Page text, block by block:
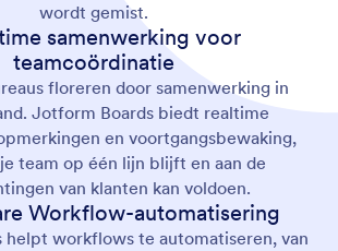
wordt gemist.
samenwerking voor
teamcoördinatie
floreren door samenwerking in
Jotform Boards biedt realtime
en voortgangsbewaking,
team op één lijn blijft en aan de
van klanten kan voldoen.
Workflow-automatisering
helpt workflows te automatiseren, van